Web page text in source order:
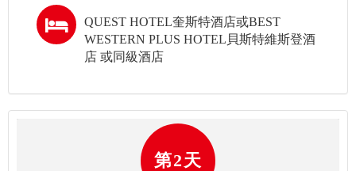
QUEST HOTEL奎斯特酒店或BEST
WESTERN PLUS HOTEL貝斯特維斯登酒
店 或同級酒店
第2天